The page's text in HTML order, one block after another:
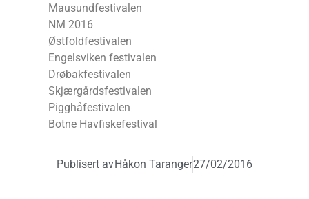
Mausundfestivalen
NM 2016
Østfoldfestivalen
Engelsviken festivalen
Drøbakfestivalen
Skjærgårdsfestivalen
Pigghåfestivalen
Botne Havfiskefestival
Publisert avHåkon Taranger27/02/2016